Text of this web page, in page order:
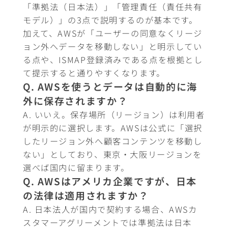
「準拠法（日本法）」「管理責任（責任共有
モデル）」の3点で説明するのが基本です。
加えて、AWSが「ユーザーの同意なくリージ
ョン外へデータを移動しない」と明示してい
る点や、ISMAP登録済みである点を根拠とし
て提示すると通りやすくなります。
Q. AWSを使うとデータは自動的に海
外に保存されますか？
A. いいえ。保存場所（リージョン）は利用者
が明示的に選択します。AWSは公式に「選択
したリージョン外へ顧客コンテンツを移動し
ない」としており、東京・大阪リージョンを
選べば国内に留まります。
Q. AWSはアメリカ企業ですが、日本
の法律は適用されますか？
A. 日本法人が国内で契約する場合、AWSカ
スタマーアグリーメントでは準拠法は日本